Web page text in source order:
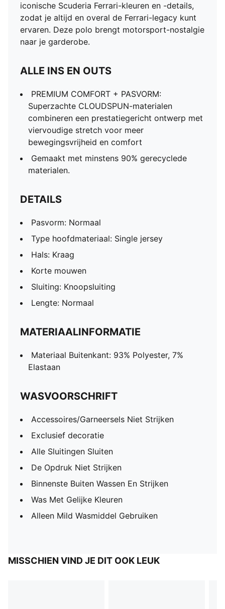
iconische Scuderia Ferrari-kleuren en -details,
zodat je altijd en overal de Ferrari-legacy kunt
ervaren. Deze polo brengt motorsport-nostalgie
naar je garderobe.
ALLE INS EN OUTS
PREMIUM COMFORT + PASVORM:
Superzachte CLOUDSPUN-materialen
combineren een prestatiegericht ontwerp met
viervoudige stretch voor meer
bewegingsvrijheid en comfort
Gemaakt met minstens 90% gerecyclede
materialen.
DETAILS
Pasvorm: Normaal
Type hoofdmateriaal: Single jersey
Hals: Kraag
Korte mouwen
Sluiting: Knoopsluiting
Lengte: Normaal
MATERIAALINFORMATIE
Materiaal Buitenkant: 93% Polyester, 7%
Elastaan
WASVOORSCHRIFT
Accessoires/Garneersels Niet Strijken
Exclusief decoratie
Alle Sluitingen Sluiten
De Opdruk Niet Strijken
Binnenste Buiten Wassen En Strijken
Was Met Gelijke Kleuren
Alleen Mild Wasmiddel Gebruiken
MISSCHIEN VIND JE DIT OOK LEUK